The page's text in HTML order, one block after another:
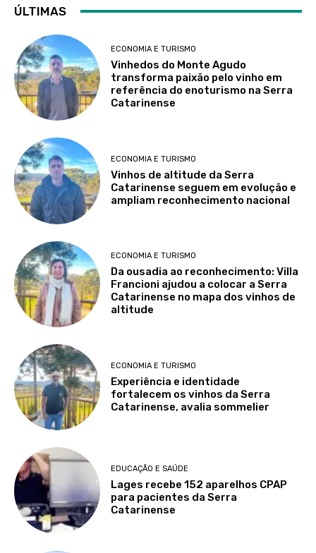
ÚLTIMAS
ECONOMIA E TURISMO
Vinhedos do Monte Agudo
transforma paixão pelo vinho em
referência do enoturismo na Serra
Catarinense
ECONOMIA E TURISMO
Vinhos de altitude da Serra
Catarinense seguem em evolução e
ampliam reconhecimento nacional
ECONOMIA E TURISMO
Da ousadia ao reconhecimento: Villa
Francioni ajudou a colocar a Serra
Catarinense no mapa dos vinhos de
altitude
ECONOMIA E TURISMO
Experiência e identidade
fortalecem os vinhos da Serra
Catarinense, avalia sommelier
EDUCAÇÃO E SAÚDE
Lages recebe 152 aparelhos CPAP
para pacientes da Serra
Catarinense